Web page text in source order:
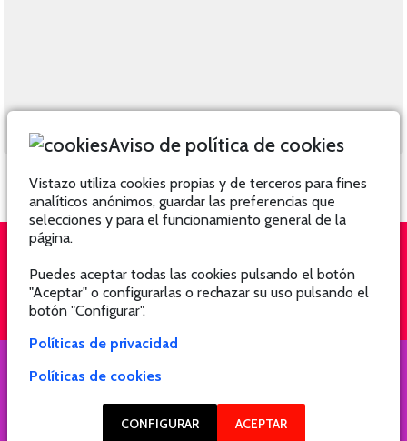
QUIÉNES SOMOS SUSCRÍBETE
Aviso de política de cookies
Vistazo utiliza cookies propias y de terceros para fines
analíticos anónimos, guardar las preferencias que
selecciones y para el funcionamiento general de la
página.
Puedes aceptar todas las cookies pulsando el botón
"Aceptar" o configurarlas o rechazar su uso pulsando el
botón "Configurar".
Políticas de privacidad
Políticas de cookies
CONFIGURAR ACEPTAR